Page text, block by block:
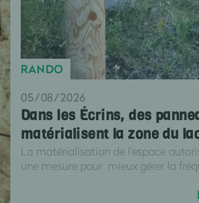
RANDO
05/08/2026
Dans les Écrins, des
matérialisent la zone du
La matérialisation de l'espace
une mesure pour mieux gérer la